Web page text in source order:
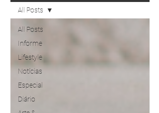
All Posts
Informe
Lifestyle
Notícias
Especial
Diário
All Posts